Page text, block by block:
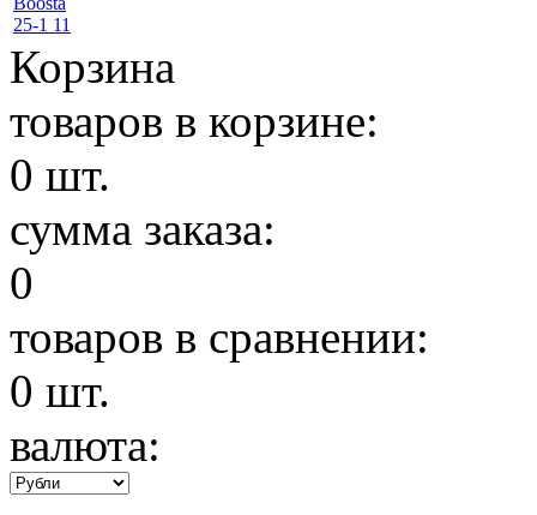
Корзина
товаров в корзине:
0 шт.
сумма заказа:
0
товаров в сравнении:
0 шт.
валюта: